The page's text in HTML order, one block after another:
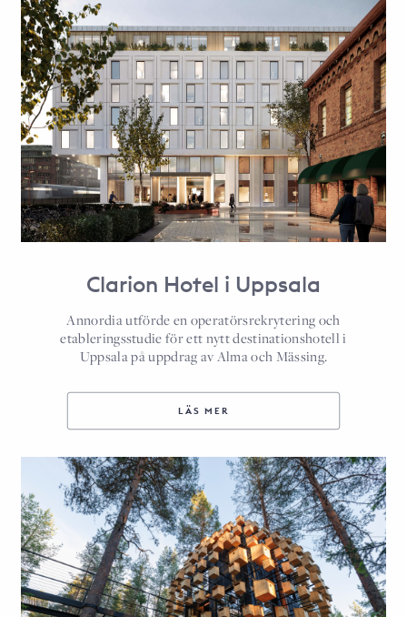
Clarion Hotel i Uppsala
Annordia utförde en operatörsrekrytering och
etableringsstudie för ett nytt destinationshotell i
Uppsala på uppdrag av Alma och Mässing.
LÄS MER